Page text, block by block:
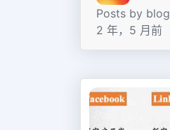
Posts by blog
2 年，5 月前